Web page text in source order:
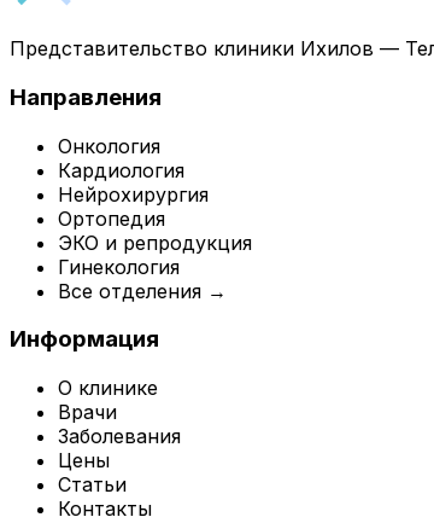
Представительство клиники Ихилов —
Направления
Онкология
Кардиология
Нейрохирургия
Ортопедия
ЭКО и репродукция
Гинекология
Все отделения →
Информация
О клинике
Врачи
Заболевания
Цены
Статьи
Контакты